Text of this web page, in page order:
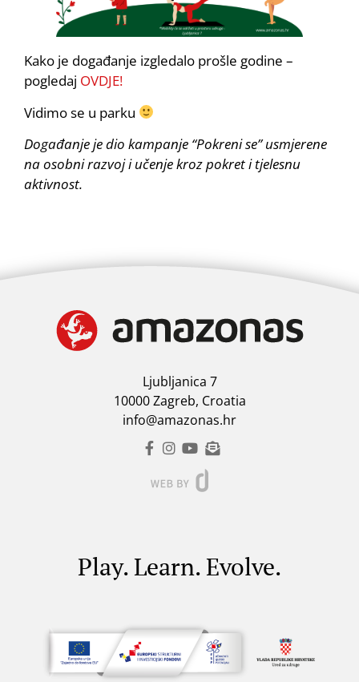
Kako je događanje izgledalo prošle godine –
pogledaj OVDJE!
Vidimo se u parku
Događanje je dio kampanje “Pokreni se” usmjerene
na osobni razvoj i učenje kroz pokret i tjelesnu
aktivnost.
Ljubljanica 7
10000 Zagreb, Croatia
info@amazonas.hr
Play. Learn. Evolve.